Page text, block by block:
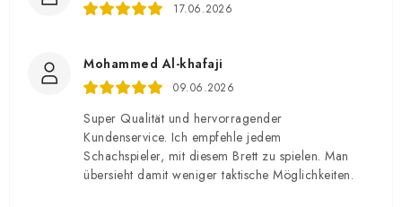
17.06.2026
Mohammed Al-khafaji
09.06.2026
Super Qualität und hervorragender
Kundenservice. Ich empfehle jedem
Schachspieler, mit diesem Brett zu spielen. Man
übersieht damit weniger taktische Möglichkeiten.